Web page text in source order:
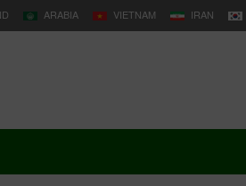
ARABIA VIETNAM IRAN